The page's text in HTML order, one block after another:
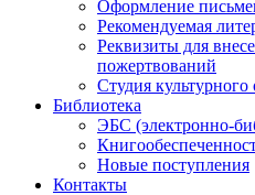
Оформление
Рекомендуемая
Реквизиты для
пожертвований
Студия
Библиотека
ЭБС (электронно-
Новые поступления
Контакты